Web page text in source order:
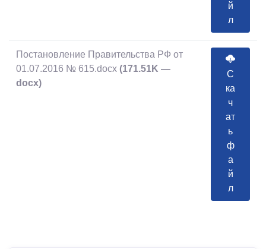
й
л
Постановление Правительства РФ от
01.07.2016 № 615.docx (171.51K —
docx)
С
ка
ч
ат
ь
ф
а
й
л